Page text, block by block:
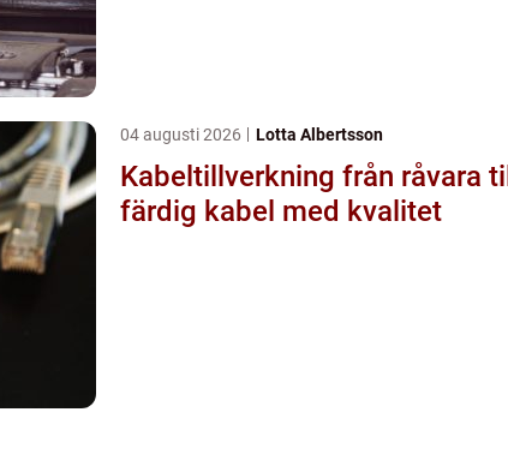
04 augusti 2026 Lotta Albertsson
Kabeltillverkning från råvara till
färdig kabel med kvalitet